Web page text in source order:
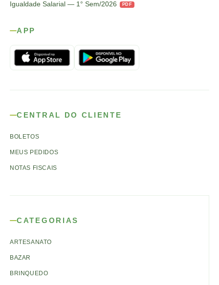
Igualdade Salarial — 1° Sem/2026
PDF
APP
CENTRAL DO CLIENTE
BOLETOS
MEUS PEDIDOS
NOTAS FISCAIS
CATEGORIAS
ARTESANATO
BAZAR
BRINQUEDO